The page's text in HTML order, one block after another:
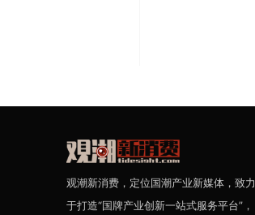
观潮新消费，定位国潮产业新媒体，致力
于打造“国牌产业创新一站式服务平台”，